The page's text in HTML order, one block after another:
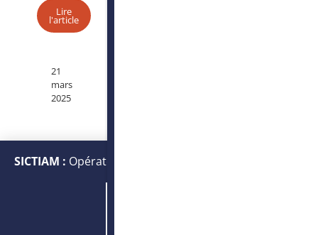
Lire
l'article
21
mars
2025
SICTIAM : Opérateur public de services numériques et